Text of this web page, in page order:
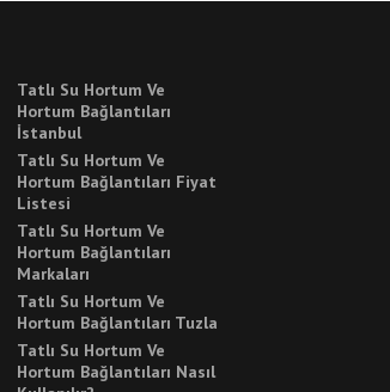
Tatlı Su Hortum Ve
Hortum Bağlantıları
İstanbul
Tatlı Su Hortum Ve
Hortum Bağlantıları Fiyat
Listesi
Tatlı Su Hortum Ve
Hortum Bağlantıları
Markaları
Tatlı Su Hortum Ve
Hortum Bağlantıları Tuzla
Tatlı Su Hortum Ve
Hortum Bağlantıları Nasıl